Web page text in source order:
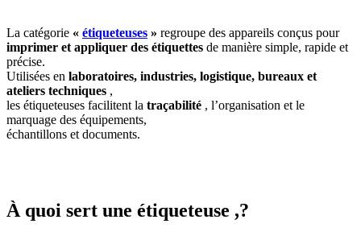
La catégorie « étiqueteuses » regroupe des appareils conçus pour
imprimer et appliquer des étiquettes de manière simple, rapide et
précise.
Utilisées en laboratoires, industries, logistique, bureaux et
ateliers techniques ,
les étiqueteuses facilitent la traçabilité , l’organisation et le
marquage des équipements,
échantillons et documents.
À quoi sert une étiqueteuse ,?